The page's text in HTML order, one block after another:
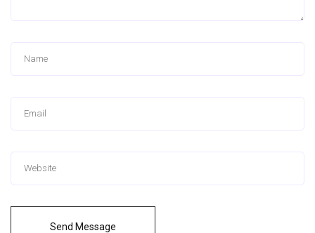
Send Message